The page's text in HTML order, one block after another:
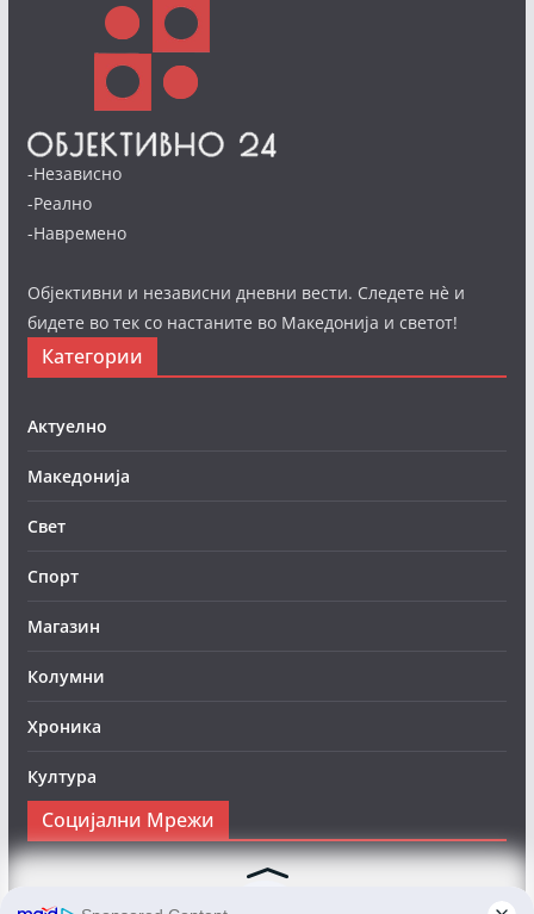
-Независно
-Реално
-Навремено
Објективни и независни дневни вести. Следете нè и
бидете во тек со настаните во Македонија и светот!
Категории
Актуелно
Македонија
Свет
Спорт
Магазин
Колумни
Хроника
Култура
Социјални Мрежи